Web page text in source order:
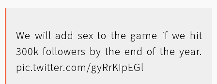
We will add sex to the game if we hit
300k followers by the end of the year.
pic.twitter.com/gyRrKIpEGl